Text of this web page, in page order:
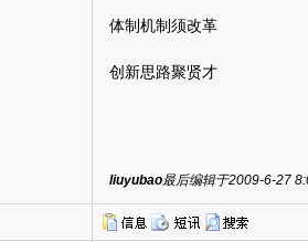
体制机制须改革
创新思路聚贤才
liuyubao最后编辑于2009-6-27